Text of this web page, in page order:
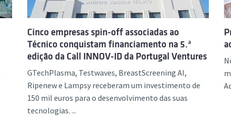
Cinco empresas spin-off associadas ao
Técnico conquistam financiamento na 5.ª
edição da Call INNOV-ID da Portugal Ventures
GTechPlasma, Testwaves, BreastScreening AI,
Ripenew e Lampsy receberam um investimento de
150 mil euros para o desenvolvimento das suas
tecnologias. ...